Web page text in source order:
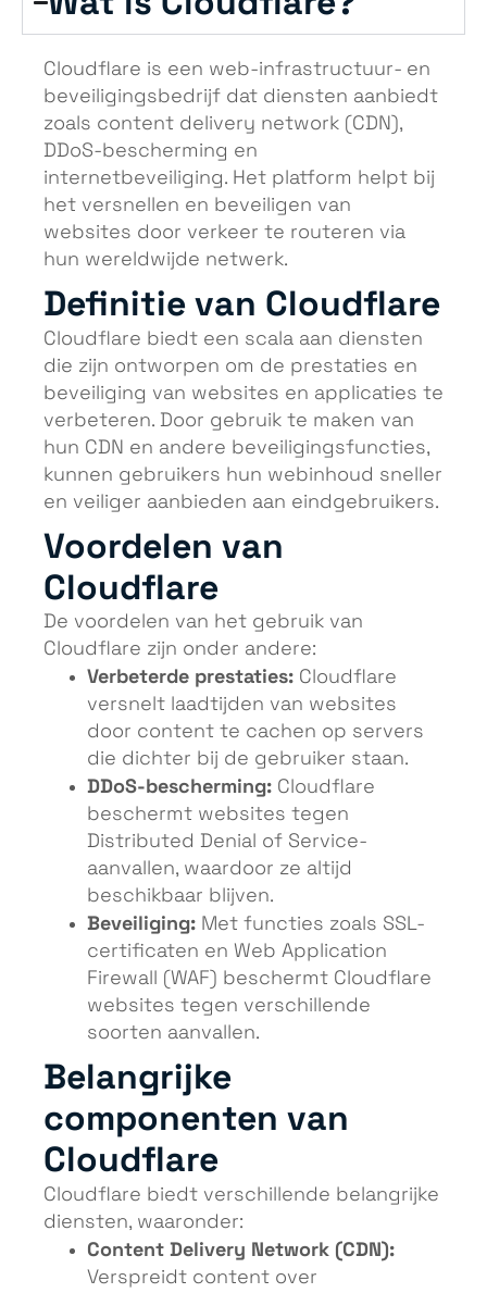
Cloudflare is een web-infrastructuur- en
beveiligingsbedrijf dat diensten aanbiedt
zoals content delivery network (CDN),
DDoS-bescherming en
internetbeveiliging. Het platform helpt bij
het versnellen en beveiligen van
websites door verkeer te routeren via
hun wereldwijde netwerk.
Definitie van Cloudflare
Cloudflare biedt een scala aan diensten
die zijn ontworpen om de prestaties en
beveiliging van websites en applicaties te
verbeteren. Door gebruik te maken van
hun CDN en andere beveiligingsfuncties,
kunnen gebruikers hun webinhoud sneller
en veiliger aanbieden aan eindgebruikers.
Voordelen van
Cloudflare
De voordelen van het gebruik van
Cloudflare zijn onder andere:
Verbeterde prestaties: Cloudflare
versnelt laadtijden van websites
door content te cachen op servers
die dichter bij de gebruiker staan.
DDoS-bescherming: Cloudflare
beschermt websites tegen
Distributed Denial of Service-
aanvallen, waardoor ze altijd
beschikbaar blijven.
Beveiliging: Met functies zoals SSL-
certificaten en Web Application
Firewall (WAF) beschermt Cloudflare
websites tegen verschillende
soorten aanvallen.
Belangrijke
componenten van
Cloudflare
Cloudflare biedt verschillende belangrijke
diensten, waaronder:
Content Delivery Network (CDN):
Verspreidt content over